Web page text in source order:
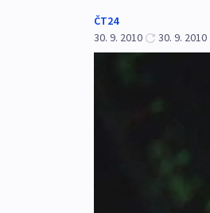
ČT24
30. 9. 2010
30. 9. 2010